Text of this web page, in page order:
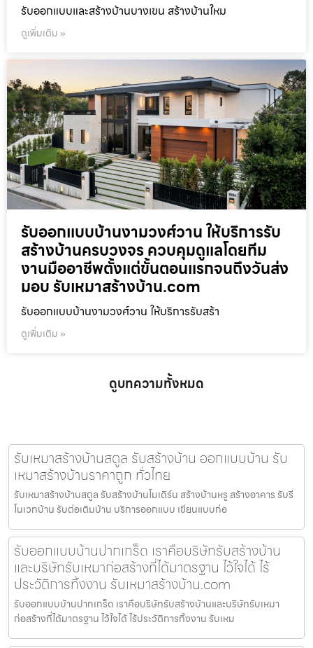
รับออกแบบและสร้างบ้านบางเขน สร้างบ้านใหม
ดูเพิ่มเติม »
รับออกแบบบ้านงามวงศ์วาน ให้บริการรับ
สร้างบ้านครบวงจร ควบคุมดูแลโดยทีม
งานมืออาชีพตั้งแต่ขั้นตอนแรกจนถึงวันส่ง
มอบ รับเหมาสร้างบ้าน.com
รับออกแบบบ้านงามวงศ์วาน ให้บริการรับสร้า
ดูเพิ่มเติม »
ดูบทความทั้งหมด
รับเหมาสร้างบ้านสตูล รับสร้างบ้าน ออกแบบบ้าน รับ
เหมาสร้างบ้านราคาถูก ทั่วไทย
รับเหมาสร้างบ้านสตูล รับสร้างบ้านโมเดิร์น สร้างบ้านหรู สร้างอาคาร รับรี
โนเวทบ้าน รับต่อเติมบ้าน บริการออกแบบ เขียนแบบก่อ
รับออกแบบบ้านปากเกร็ด เราคือบริษัทรับสร้างบ้าน
และบริษัทรับเหมาก่อสร้างที่ได้มาตรฐาน ไว้ใจได้ ไร้
ประวัติการทิ้งงาน รับเหมาสร้างบ้าน.com
รับออกแบบบ้านปากเกร็ด เราคือบริษัทรับสร้างบ้านและบริษัทรับเหมา
ก่อสร้างที่ได้มาตรฐาน ไว้ใจได้ ไร้ประวัติการทิ้งงาน รับเหม